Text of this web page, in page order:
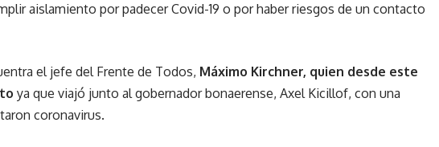
aislamiento por padecer Covid-19 o por haber riesgos de un contacto
el jefe del Frente de Todos, Máximo Kirchner, quien desde este
ya que viajó junto al gobernador bonaerense, Axel Kicillof, con una
coronavirus.